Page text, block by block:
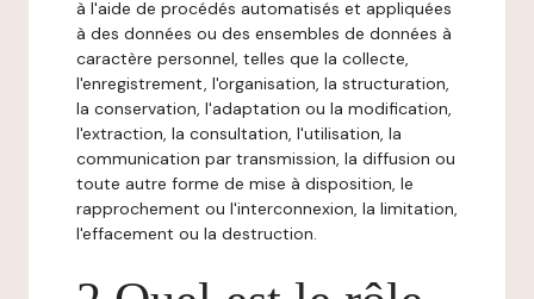
à l'aide de procédés automatisés et appliquées
à des données ou des ensembles de données à
caractère personnel, telles que la collecte,
l'enregistrement, l'organisation, la structuration,
la conservation, l'adaptation ou la modification,
l'extraction, la consultation, l'utilisation, la
communication par transmission, la diffusion ou
toute autre forme de mise à disposition, le
rapprochement ou l'interconnexion, la limitation,
l'effacement ou la destruction.